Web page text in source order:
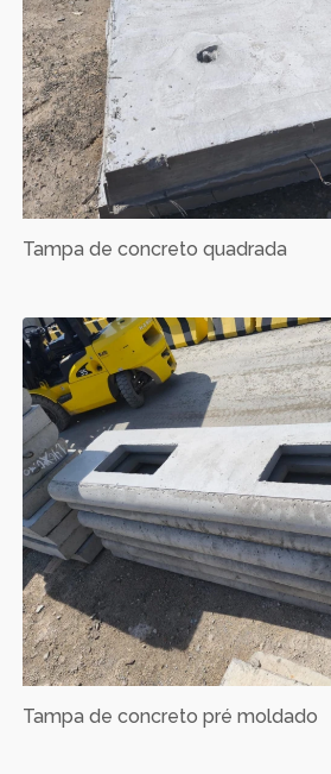
Tampa de concreto quadrada
Tampa de concreto pré moldado